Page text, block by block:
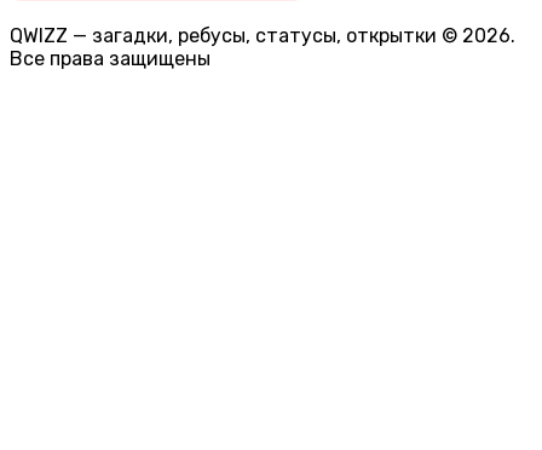
QWIZZ — загадки, ребусы, статусы, открытки © 2026.
Все права защищены